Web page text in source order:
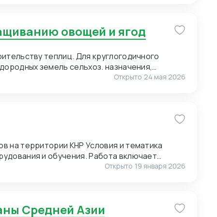
объемы. Возможно, нужен розничный
ассортимент пряжи. 4. Упаковка.
– премиальный. Широкие
овощей и ягод
теплиц. Для круглогодичного
земель сельхоз. назначения,
Открыто 24 мая 2026
КНР Условия и тематика
и обучения. Работа включает
и экскурсиях. Требуются переводчики для
проживание, питание и
Открыто 19 января 2026
Средней Азии